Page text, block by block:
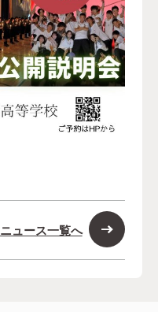
ニュース一覧へ